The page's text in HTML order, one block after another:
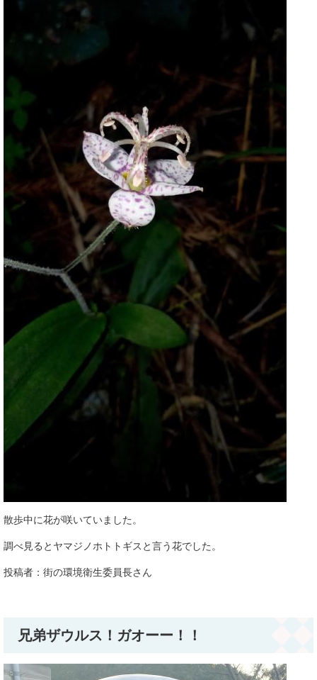
散歩中に花が咲いていました。
調べ見るとヤマジノホトトギスと言う花でした。
投稿者：街の環境衛生委員長さん
兄弟ザウルス！ガオーー！！